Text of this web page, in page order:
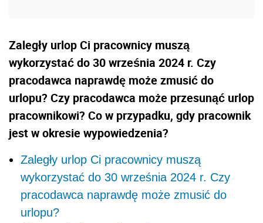
Zaległy urlop Ci pracownicy muszą
wykorzystać do 30 września 2024 r. Czy
pracodawca naprawdę może zmusić do
urlopu? Czy pracodawca może przesunąć urlop
pracownikowi? Co w przypadku, gdy pracownik
jest w okresie wypowiedzenia?
Zaległy urlop Ci pracownicy muszą
wykorzystać do 30 września 2024 r. Czy
pracodawca naprawdę może zmusić do
urlopu?